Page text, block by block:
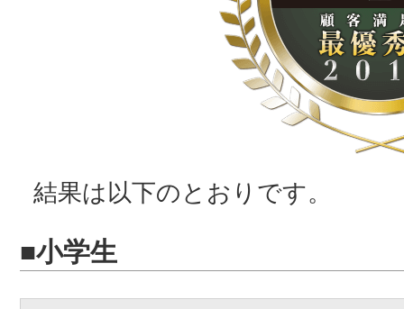
結果は以下のとおりです。
■小学生